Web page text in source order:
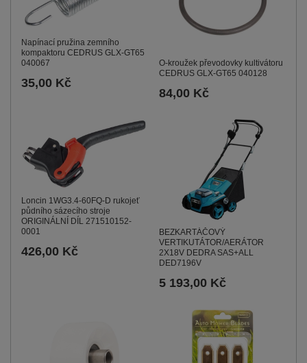
Napínací pružina zemního
kompaktoru CEDRUS GLX-GT65
040067
35,00 Kč
O-kroužek převodovky kultivátoru
CEDRUS GLX-GT65 040128
84,00 Kč
Loncin 1WG3.4-60FQ-D rukojeť
půdního sázecího stroje
ORIGINÁLNÍ DÍL 271510152-
0001
426,00 Kč
BEZKARTÁČOVÝ
VERTIKUTÁTOR/AERÁTOR
2X18V DEDRA SAS+ALL
DED7196V
5 193,00 Kč